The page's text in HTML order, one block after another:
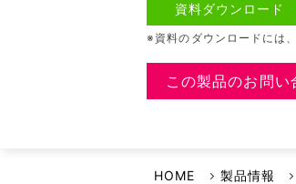
選ばれる理由
安全保障輸出管理への
動画紹介
イワキよむ
資料ダウンロード
※資料のダウンロードには
この製品のお問い
HOME 製品情報